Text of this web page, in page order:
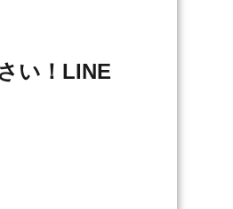
い！LINE